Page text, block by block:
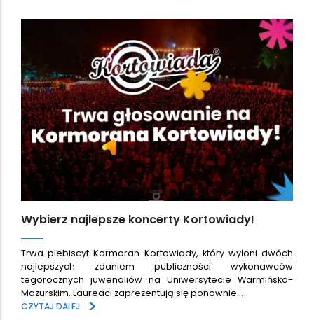
Wybierz najlepsze koncerty Kortowiady!
Trwa plebiscyt Kormoran Kortowiady, który wyłoni dwóch
najlepszych zdaniem publiczności wykonawców
tegorocznych juwenaliów na Uniwersytecie Warmińsko-
Mazurskim. Laureaci zaprezentują się ponownie…
CZYTAJ DALEJ
>